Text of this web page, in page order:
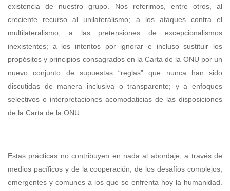
existencia de nuestro grupo. Nos referimos, entre otros, al
creciente recurso al unilateralismo; a los ataques contra el
multilateralismo; a las pretensiones de excepcionalismos
inexistentes; a los intentos por ignorar e incluso sustituir los
propósitos y principios consagrados en la Carta de la ONU por un
nuevo conjunto de supuestas “reglas” que nunca han sido
discutidas de manera inclusiva o transparente; y a enfoques
selectivos o interpretaciones acomodaticias de las disposiciones
de la Carta de la ONU.
Estas prácticas no contribuyen en nada al abordaje, a través de
medios pacíficos y de la cooperación, de los desafíos complejos,
emergentes y comunes a los que se enfrenta hoy la humanidad.